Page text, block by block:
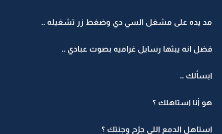
مد يده على مشغل السي دي وضغط زر تشغيله ..
فضل انه يبثها رسايل غراميه بصوت عبادي ..
ابسألك ..
هو أنا استاهلك ؟
استاهل الدمع اللي جرّح وجنتك ؟